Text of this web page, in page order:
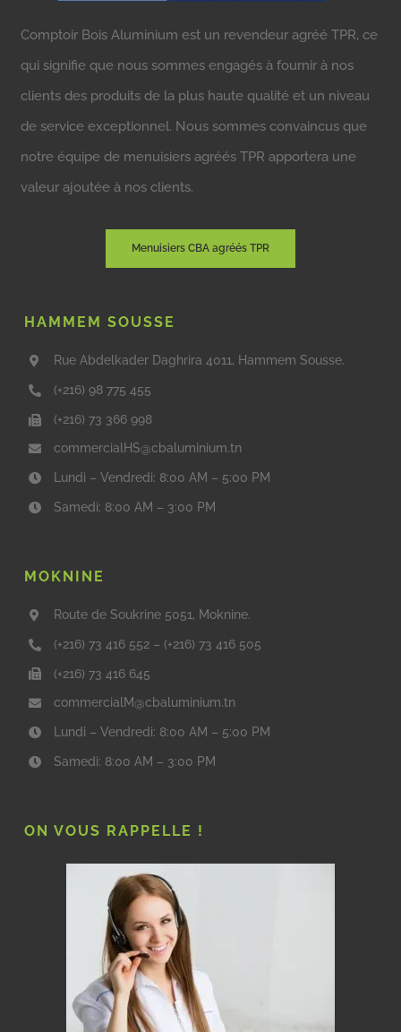
Comptoir Bois Aluminium est un revendeur agréé TPR, ce
qui signifie que nous sommes engagés à fournir à nos
clients des produits de la plus haute qualité et un niveau
de service exceptionnel. Nous sommes convaincus que
notre équipe de menuisiers agréés TPR apportera une
valeur ajoutée à nos clients.
Menuisiers CBA agréés TPR
HAMMEM SOUSSE
Rue Abdelkader Daghrira 4011, Hammem Sousse.
(+216) 98 775 455
(+216) 73 366 998
commercialHS@cbaluminium.tn
Lundi – Vendredi: 8:00 AM – 5:00 PM
Samedi: 8:00 AM – 3:00 PM
MOKNINE
Route de Soukrine 5051, Moknine.
(+216) 73 416 552 – (+216) 73 416 505
(+216) 73 416 645
commercialM@cbaluminium.tn
Lundi – Vendredi: 8:00 AM – 5:00 PM
Samedi: 8:00 AM – 3:00 PM
ON VOUS RAPPELLE !